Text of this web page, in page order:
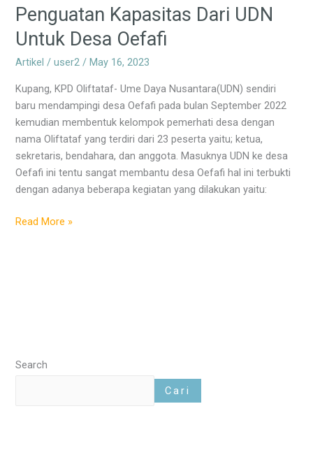
Penguatan Kapasitas Dari UDN
Untuk Desa Oefafi
Artikel /user2/May 16, 2023
Kupang, KPD Oliftataf- Ume Daya Nusantara(UDN) sendiri
baru mendampingi desa Oefafi pada bulan September 2022
kemudian membentuk kelompok pemerhati desa dengan
nama Oliftataf yang terdiri dari 23 peserta yaitu; ketua,
sekretaris, bendahara, dan anggota. Masuknya UDN ke desa
Oefafi ini tentu sangat membantu desa Oefafi hal ini terbukti
dengan adanya beberapa kegiatan yang dilakukan yaitu:
Penguatan
Kapasitas
Dari
UDN
Desa
Oefafi
Read More »
Search
Cari